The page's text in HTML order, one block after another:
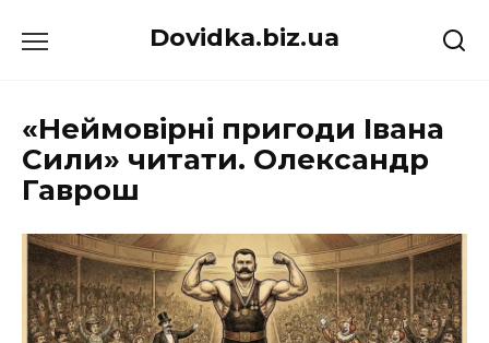
до
Dovidka.biz.ua
«Неймовірні пригоди Івана
Сили» читати. Олександр
Гаврош